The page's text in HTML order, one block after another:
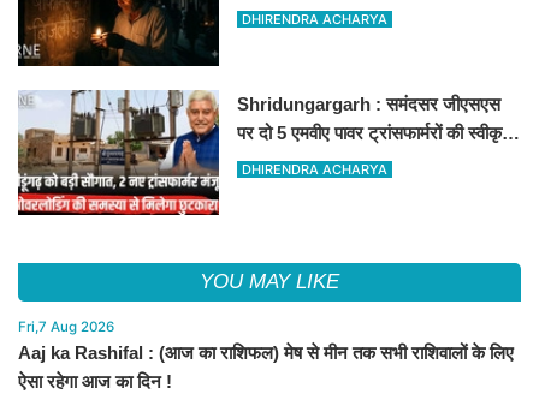
बिजली रहेगी गुल
DHIRENDRA ACHARYA
Shridungargarh : समंदसर जीएसएस
पर दो 5 एमवीए पावर ट्रांसफार्मरों की स्वीकृति,
विधायक ताराचंद सारस्वत के सतत प्रयास
DHIRENDRA ACHARYA
YOU MAY LIKE
Fri,7 Aug 2026
Aaj ka Rashifal : (आज का राशिफल) मेष से मीन तक सभी राशिवालों के लिए
ऐसा रहेगा आज का दिन !